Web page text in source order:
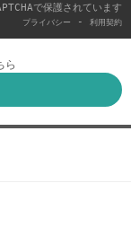
で保護されています
プライバシー - 利用契約
ら